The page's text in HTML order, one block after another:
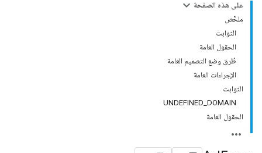
على هذه الصفحة
ملخّص
الثوابت
الحقول العامة
طُرق وضع التصميم العامة
الإجراءات العامة
الثوابت
UNDEFINED_DOMAIN
الحقول العامة